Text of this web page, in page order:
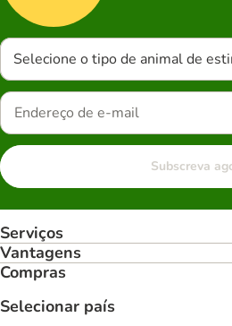
Selecione o tipo de animal de
Subscreva
Serviços
Vantagens
Compras
Selecionar país